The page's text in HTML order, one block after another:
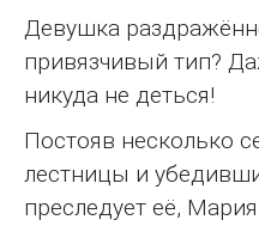
Девушка
привязчивый тип?
никуда не деться!
Постояв несколько
лестницы и
преследует её,